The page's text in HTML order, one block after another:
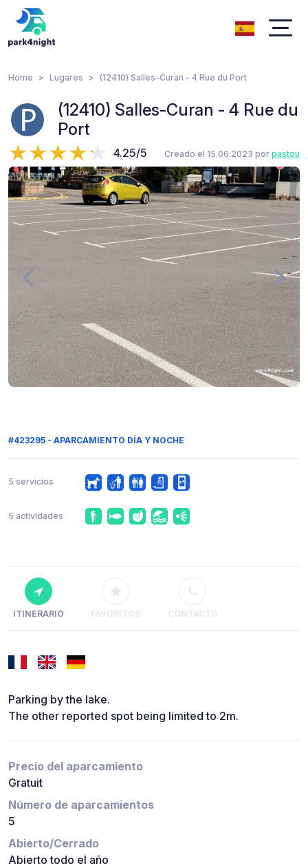
Home Lugares (12410) Salles-Curan - 4 Rue du Port
(12410) Salles-Curan - 4 Rue du
Port
4.25/5 Creado el 15.06.2023 por pastou
#423295 - APARCAMIENTO DÍA Y NOCHE
5 servicios
5 actividades
ITINERARIO FAVORITOS CONTACTO
Parking by the lake.
The other reported spot being limited to 2m.
Precio del aparcamiento
Gratuit
Número de aparcamientos
5
Abierto/Cerrado
Abierto todo el año